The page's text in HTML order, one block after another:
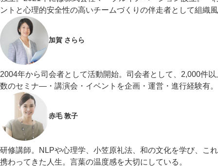
ントと心理的安全性の高いチームづくりの伴走者として組織
加賀 さらら
2004年から司会者として活動開始。司会者として、2,000件
数のセミナ―・講演会・イベントを企画・運営・進行経験有
赤毛 敦子
研修講師。NLPや心理学、小笠原礼法、和の文化を学び、こ
携わってきた人生。言葉の温度感を大切にしている。